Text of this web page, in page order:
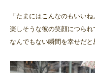
「たまにはこんなのもいいね
楽しそうな彼の笑顔につられ
なんでもない瞬間を幸せだと